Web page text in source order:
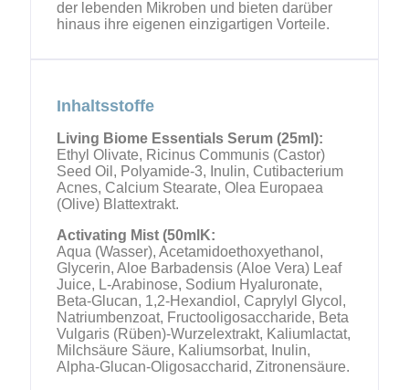
der lebenden Mikroben und bieten darüber
hinaus ihre eigenen einzigartigen Vorteile.
Inhaltsstoffe
Living Biome Essentials Serum (25ml):
Ethyl Olivate, Ricinus Communis (Castor)
Seed Oil, Polyamide-3, Inulin, Cutibacterium
Acnes, Calcium Stearate, Olea Europaea
(Olive) Blattextrakt.
Activating Mist (50mlK:
Aqua (Wasser), Acetamidoethoxyethanol,
Glycerin, Aloe Barbadensis (Aloe Vera) Leaf
Juice, L-Arabinose, Sodium Hyaluronate,
Beta-Glucan, 1,2-Hexandiol, Caprylyl Glycol,
Natriumbenzoat, Fructooligosaccharide, Beta
Vulgaris (Rüben)-Wurzelextrakt, Kaliumlactat,
Milchsäure Säure, Kaliumsorbat, Inulin,
Alpha-Glucan-Oligosaccharid, Zitronensäure.